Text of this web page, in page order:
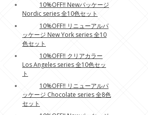
10%OFF!! Newパッケージ
Nordic series 全10色セット
10%OFF!! リニューアルパ
ッケージ New York series 全10
色セット
10%OFF!! クリアカラー
Los Angeles series 全10色セッ
ト
10%OFF!! リニューアルパ
ッケージ Chocolate series 全8色
セット